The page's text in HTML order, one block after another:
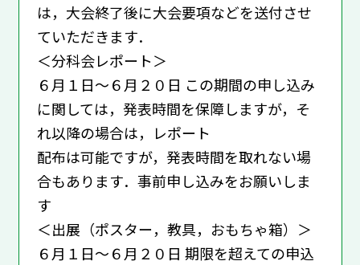
は，大会終了後に大会要項などを送付させ
ていただきます．
＜分科会レポート＞
６月１日〜６月２０日 この期間の申し込み
に関しては，発表時間を保障しますが，そ
れ以降の場合は，レポート
配布は可能ですが，発表時間を取れない場
合もあります．事前申し込みをお願いしま
す
＜出展（ポスター，教具，おもちゃ箱）＞
６月１日〜６月２０日 期限を超えての申込